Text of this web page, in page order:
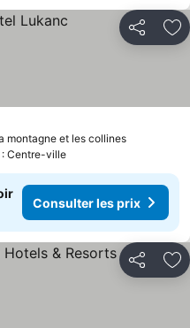
Partager
montagne et les collines
: Centre-ville
Consulter les prix
Partager